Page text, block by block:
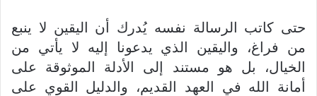
حتى كاتب الرسالة نفسه يُدرك أن اليقين لا ينبع
من فراغ، واليقين الذي يدعونا إليه لا يأتي من
الخيال، بل هو مستند إلى الأدلة الموثوقة على
أمانة الله في العهد القديم، والدليل القوي على